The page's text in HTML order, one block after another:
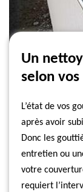
Un
selon
L’état de vos
après avoir
Donc les
entretien ou
votre
requiert